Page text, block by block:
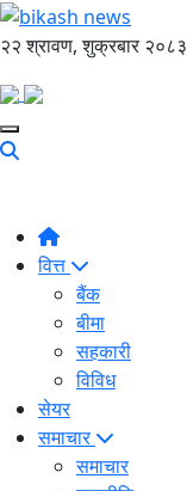
२२ श्रावण, शुक्रबार २०८३
वित्त
बैंक
बीमा
सहकारी
विविध
सेयर
समाचार
समाचार